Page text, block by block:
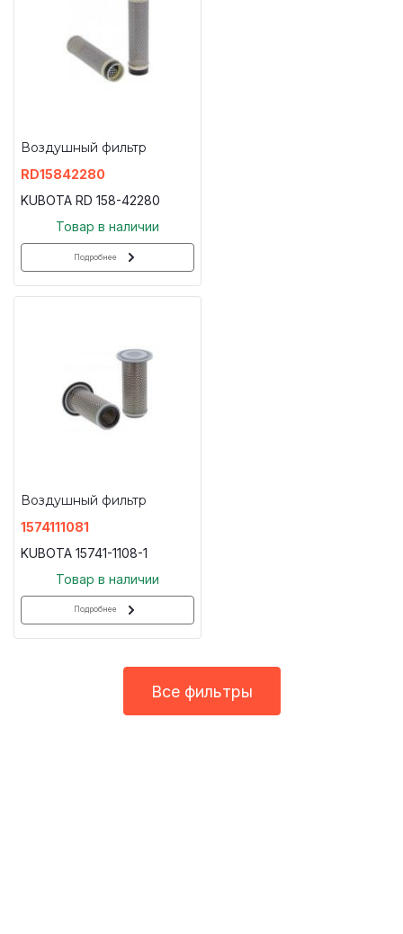
Воздушный фильтр
RD15842280
KUBOTA RD 158-42280
Товар в наличии
Подробнее
Воздушный фильтр
1574111081
KUBOTA 15741-1108-1
Товар в наличии
Подробнее
Все фильтры